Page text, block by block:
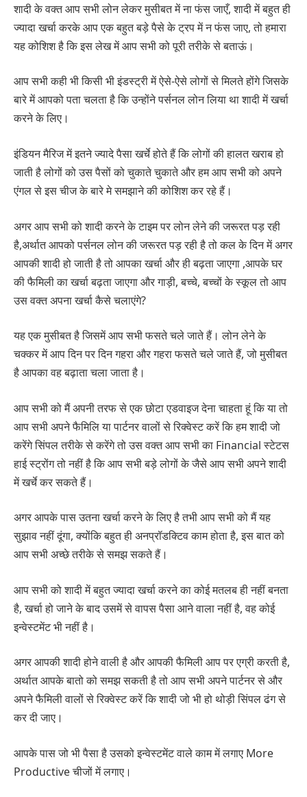
शादी के वक्त आप सभी लोन लेकर मुसीबत में ना फंस जाएँ, शादी में बहुत ही
ज्यादा खर्चा करके आप एक बहुत बड़े पैसे के ट्रप में न फंस जाए, तो हमारा
यह कोशिश है कि इस लेख में आप सभी को पूरी तरीके से बताऊं।
आप सभी कही भी किसी भी इंडस्ट्री में ऐसे-ऐसे लोगों से मिलते होंगे जिसके
बारे में आपको पता चलता है कि उन्होंने पर्सनल लोन लिया था शादी में खर्चा
करने के लिए।
इंडियन मैरिज में इतने ज्यादे पैसा खर्चे होते हैं कि लोगों की हालत खराब हो
जाती है लोगों को उस पैसों को चुकाते चुकाते और हम आप सभी को अपने
एंगल से इस चीज के बारे मे समझाने की कोशिश कर रहे हैं।
अगर आप सभी को शादी करने के टाइम पर लोन लेने की जरूरत पड़ रही
है,अर्थात आपको पर्सनल लोन की जरूरत पड़ रही है तो कल के दिन में अगर
आपकी शादी हो जाती है तो आपका खर्चा और ही बढ़ता जाएगा ,आपके घर
की फैमिली का खर्चा बढ़ता जाएगा और गाड़ी, बच्चे, बच्चों के स्कूल तो आप
उस वक्त अपना खर्चा कैसे चलाएंगे?
यह एक मुसीबत है जिसमें आप सभी फसते चले जाते हैं। लोन लेने के
चक्कर में आप दिन पर दिन गहरा और गहरा फसते चले जाते हैं, जो मुसीबत
है आपका वह बढ़ाता चला जाता है।
आप सभी को मैं अपनी तरफ से एक छोटा एडवाइज देना चाहता हूं कि या तो
आप सभी अपने फैमिलि या पार्टनर वालों से रिक्वेस्ट करें कि हम शादी जो
करेंगे सिंपल तरीके से करेंगे तो उस वक्त आप सभी का Financial स्टेटस
हाई स्ट्रोंग तो नहीं है कि आप सभी बड़े लोगों के जैसे आप सभी अपने शादी
में खर्चे कर सकते हैं।
अगर आपके पास उतना खर्चा करने के लिए है तभी आप सभी को मैं यह
सुझाव नहीं दूंगा, क्योंकि बहुत ही अनप्रॉडक्टिव काम होता है, इस बात को
आप सभी अच्छे तरीके से समझ सकते हैं।
आप सभी को शादी में बहुत ज्यादा खर्चा करने का कोई मतलब ही नहीं बनता
है, खर्चा हो जाने के बाद उसमें से वापस पैसा आने वाला नहीं है, वह कोई
इन्वेस्टमेंट भी नहीं है।
अगर आपकी शादी होने वाली है और आपकी फैमिली आप पर एग्री करती है,
अर्थात आपके बातो को समझ सकती है तो आप सभी अपने पार्टनर से और
अपने फैमिली वालों से रिक्वेस्ट करें कि शादी जो भी हो थोड़ी सिंपल ढंग से
कर दी जाए।
आपके पास जो भी पैसा है उसको इन्वेस्टमेंट वाले काम में लगाए More
Productive चीजों में लगाए।